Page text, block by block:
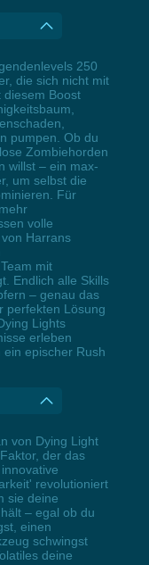
250
die sich nicht mit
diesem Boost
pumpen. Ob du
Zombiehorden
willst – ein max-
um selbst die
Für
volle
Harrans
mit
Endlich alle Skills
– genau das
perfekten Lösung
Lights
erleben
epischer Rush
von Dying Light
der das
revolutioniert
sie deine
– egal ob du
einen
schwingst
deine